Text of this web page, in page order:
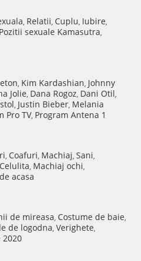
, Relatii, Cuplu, Iubire,
Pozitii sexuale Kamasutra,
, Kim Kardashian, Johnny
Jolie, Dana Rogoz, Dani Otil,
, Justin Bieber, Melania
Pro TV, Program Antena 1
, Coafuri, Machiaj, Sani,
Celulita, Machiaj ochi,
acasa
de mireasa, Costume de baie,
de logodna, Verighete,